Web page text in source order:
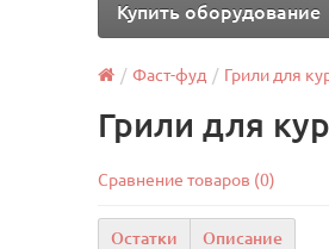
Купить оборудование
Фаст-фуд Грили для
Грили для
Сравнение товаров (0)
Остатки Описание